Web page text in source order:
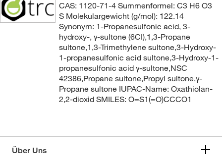
CAS: 1120-71-4 Summenformel: C3 H6 O3
S Molekulargewicht (g/mol): 122.14
Synonym: 1-Propanesulfonic acid, 3-
hydroxy-, γ-sultone (6CI),1,3-Propane
sultone,1,3-Trimethylene sultone,3-Hydroxy-
1-propanesulfonic acid sultone,3-Hydroxy-1-
propanesulfonic acid γ-sultone,NSC
42386,Propane sultone,Propyl sultone,γ-
Propane sultone IUPAC-Name: Oxathiolan-
2,2-dioxid SMILES: O=S1(=O)CCCO1
Über Uns